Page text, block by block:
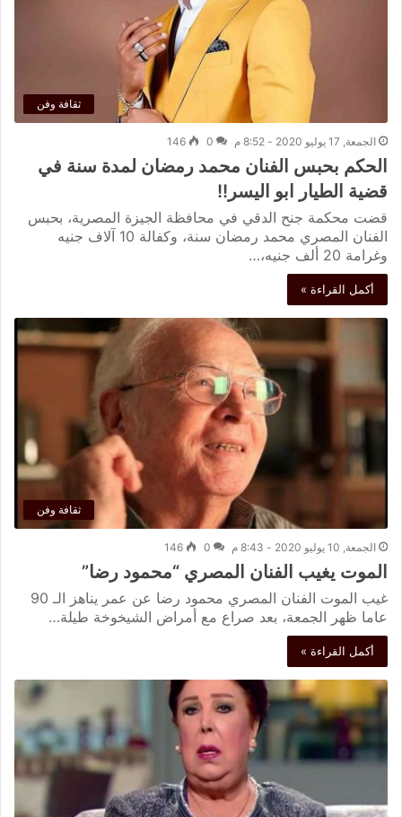
ثقافة وفن
الجمعة, 17 يوليو 2020 - 8:52 م 0
146
الحكم بحبس الفنان محمد رمضان لمدة سنة في
قضية الطيار ابو اليسر!!
قضت محكمة جنح الدقي في محافظة الجيزة المصرية، بحبس
الفنان المصري محمد رمضان سنة، وكفالة 10 آلاف جنيه
وغرامة 20 ألف جنيه،…
أكمل القراءة »
ثقافة وفن
الجمعة, 10 يوليو 2020 - 8:43 م 0
146
الموت يغيب الفنان المصري “محمود رضا”
غيب الموت الفنان المصري محمود رضا عن عمر يناهز الـ 90
عاما ظهر الجمعة، بعد صراع مع أمراض الشيخوخة طيلة…
أكمل القراءة »